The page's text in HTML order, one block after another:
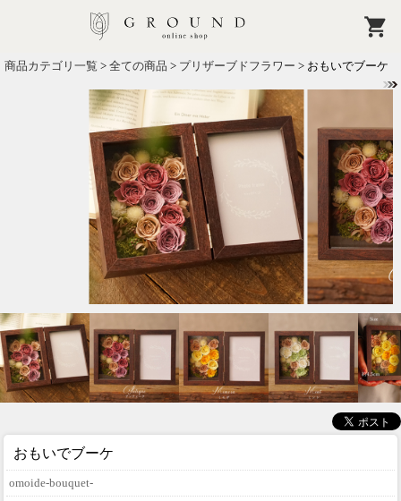
商品カテゴリ一覧 > 全ての商品 > プリザーブドフラワー > おもいでブーケ
おもいでブーケ
omoide-bouquet-